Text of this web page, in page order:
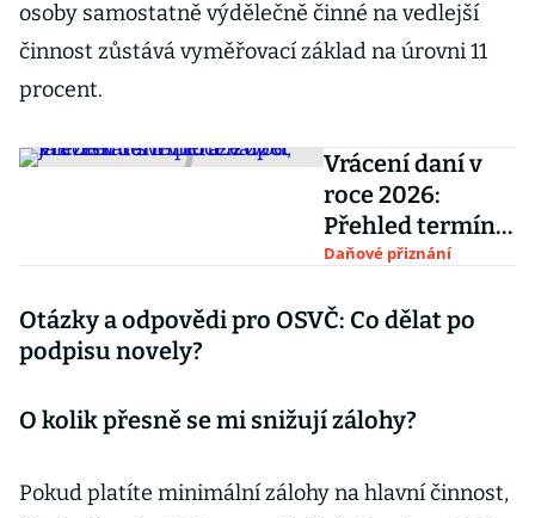
osoby samostatně výdělečně činné na vedlejší
činnost zůstává vyměřovací základ na úrovni 11
procent.
Vrácení daní v
roce 2026:
Přehled termínů
a návod, jak
zpět
Daňové přiznání
Otázky a odpovědi pro OSVČ: Co dělat po
podpisu novely?
O kolik přesně se mi snižují zálohy?
Pokud platíte minimální zálohy na hlavní činnost,